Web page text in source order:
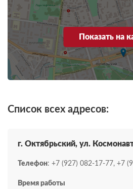
Показать на
Список всех адресов:
г. Октябрьский, ул.
Телефон: +7 (927) 082-17-77, +7
Время работы